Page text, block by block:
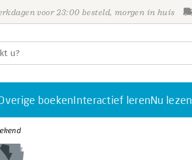
voor 23:00 besteld, morgen in huis
boekenInteractief lerenNu lezen